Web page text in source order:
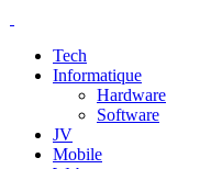
Tech
Informatique
Hardware
Software
JV
Mobile